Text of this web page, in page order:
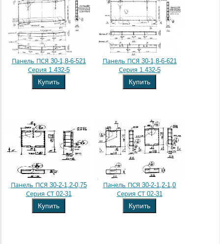
Панель ПСЯ 30-1,8-6-521
Серия 1.432-5
Купить
Панель ПСЯ 30-1,8-6-621
Серия 1.432-5
Купить
Панель ПСЯ 30-2-1,2-0,75
Серия СТ 02-31
Купить
Панель ПСЯ 30-2-1,2-1,0
Серия СТ 02-31
Купить